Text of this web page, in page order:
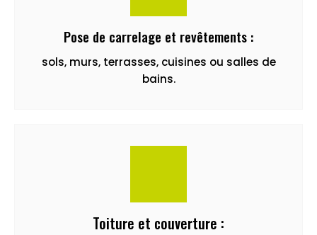
Pose de carrelage et revêtements :
sols, murs, terrasses, cuisines ou salles de
bains.
Toiture et couverture :